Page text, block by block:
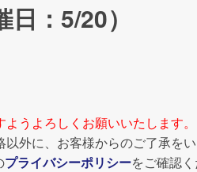
：5/20）
うよろしくお願いいたします。
外に、お客様からのご了承を
プライバシーポリシーをご確認く